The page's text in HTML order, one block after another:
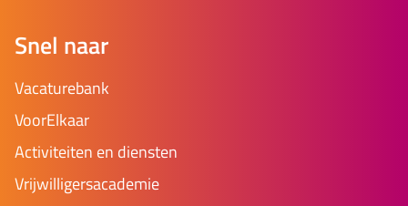
Snel naar
Vacaturebank
VoorElkaar
Activiteiten en diensten
Vrijwilligersacademie